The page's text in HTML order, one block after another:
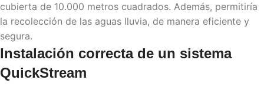
cubierta de 10.000 metros cuadrados. Además, permitiría
la recolección de las aguas lluvia, de manera eficiente y
segura.
Instalación correcta de un sistema
QuickStream